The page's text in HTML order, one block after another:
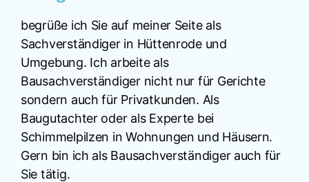
begrüße ich Sie auf meiner Seite als
Sachverständiger in Hüttenrode und
Umgebung. Ich arbeite als
Bausachverständiger nicht nur für Gerichte
sondern auch für Privatkunden. Als
Baugutachter oder als Experte bei
Schimmelpilzen in Wohnungen und Häusern.
Gern bin ich als Bausachverständiger auch für
Sie tätig.